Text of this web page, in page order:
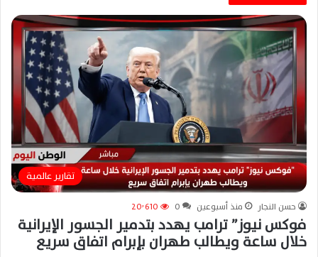
تقارير عالمية
حسن النجار منذ أسبوعين 0 20٬610
فوكس نيوز” ترامب يهدد بتدمير الجسور الإيرانية
خلال ساعة ويطالب طهران بإبرام اتفاق سريع